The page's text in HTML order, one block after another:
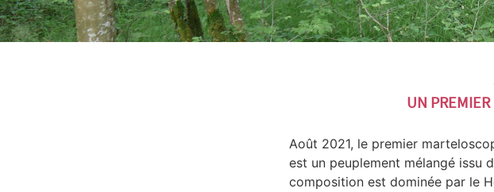
UN
Août 2021, le premier
est un peuplement mélangé issu
composition est dominée par le